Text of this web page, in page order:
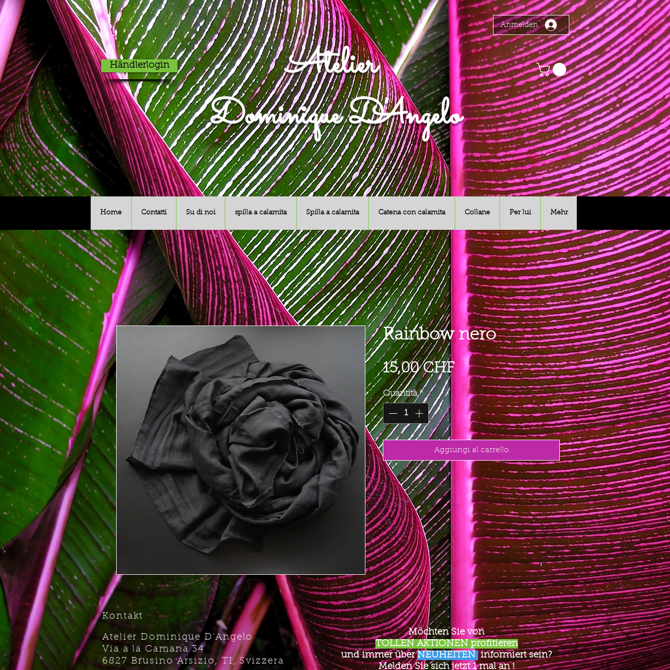
Anmelden
Atelier
Dominique D'Angelo
Händlerlogin
Home Contatti Su di noi spilla a calamita Spilla a calamita Catena con calamita Collane Per lui Mehr
Rainbow nero
15,00 CHFPrezzo
Quantità *
Aggiungi al carrello
Kontakt
Atelier Dominique D'Angelo
Via a la Camana 34
6827 Brusino Arsizio, TI, Svizzera
Möchten Sie von
TOLLEN AKTIONEN profitieren
und immer überNEUHEITEN informiert sein?
Melden Sie sich jetzt 1 mal an !